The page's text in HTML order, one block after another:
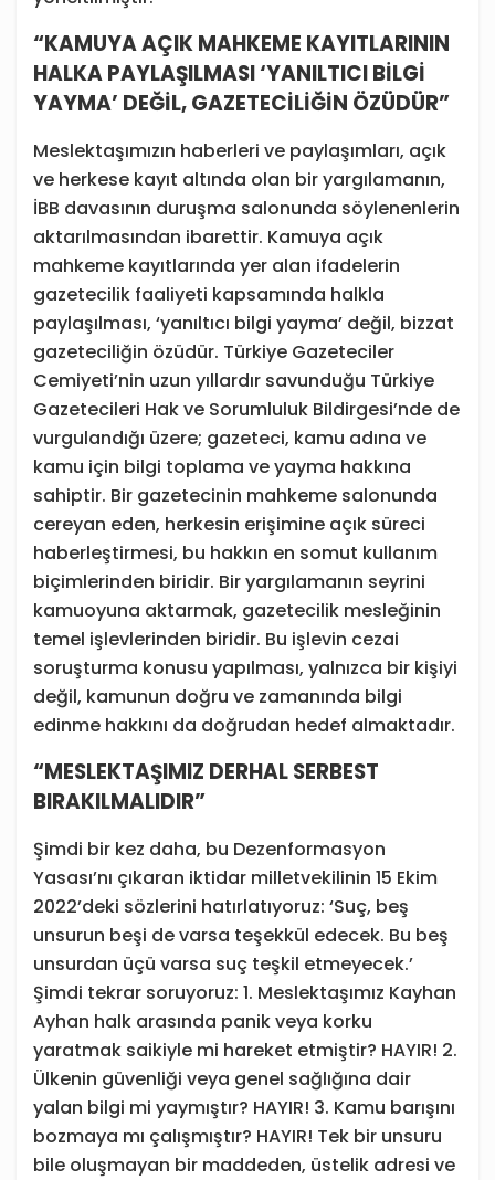
“KAMUYA AÇIK MAHKEME KAYITLARININ
HALKA PAYLAŞILMASI ‘YANILTICI BİLGİ
YAYMA’ DEĞİL, GAZETECİLİĞİN ÖZÜDÜR”
Meslektaşımızın haberleri ve paylaşımları, açık
ve herkese kayıt altında olan bir yargılamanın,
İBB davasının duruşma salonunda söylenenlerin
aktarılmasından ibarettir. Kamuya açık
mahkeme kayıtlarında yer alan ifadelerin
gazetecilik faaliyeti kapsamında halkla
paylaşılması, ‘yanıltıcı bilgi yayma’ değil, bizzat
gazeteciliğin özüdür. Türkiye Gazeteciler
Cemiyeti’nin uzun yıllardır savunduğu Türkiye
Gazetecileri Hak ve Sorumluluk Bildirgesi’nde de
vurgulandığı üzere; gazeteci, kamu adına ve
kamu için bilgi toplama ve yayma hakkına
sahiptir. Bir gazetecinin mahkeme salonunda
cereyan eden, herkesin erişimine açık süreci
haberleştirmesi, bu hakkın en somut kullanım
biçimlerinden biridir. Bir yargılamanın seyrini
kamuoyuna aktarmak, gazetecilik mesleğinin
temel işlevlerinden biridir. Bu işlevin cezai
soruşturma konusu yapılması, yalnızca bir kişiyi
değil, kamunun doğru ve zamanında bilgi
edinme hakkını da doğrudan hedef almaktadır.
“MESLEKTAŞIMIZ DERHAL SERBEST
BIRAKILMALIDIR”
Şimdi bir kez daha, bu Dezenformasyon
Yasası’nı çıkaran iktidar milletvekilinin 15 Ekim
2022’deki sözlerini hatırlatıyoruz: ‘Suç, beş
unsurun beşi de varsa teşekkül edecek. Bu beş
unsurdan üçü varsa suç teşkil etmeyecek.’
Şimdi tekrar soruyoruz: 1. Meslektaşımız Kayhan
Ayhan halk arasında panik veya korku
yaratmak saikiyle mi hareket etmiştir? HAYIR! 2.
Ülkenin güvenliği veya genel sağlığına dair
yalan bilgi mi yaymıştır? HAYIR! 3. Kamu barışını
bozmaya mı çalışmıştır? HAYIR! Tek bir unsuru
bile oluşmayan bir maddeden, üstelik adresi ve